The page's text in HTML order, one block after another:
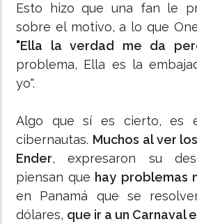
Esto hizo que una fan le
sobre el motivo, a lo que
"Ella la verdad me da
problema, Ella es la
yo".
Algo que sí es cierto, es
cibernautas. Muchos al ver
Ender, expresaron su
piensan que hay problemas
en Panamá que se
dólares, que ir a un Carnaval